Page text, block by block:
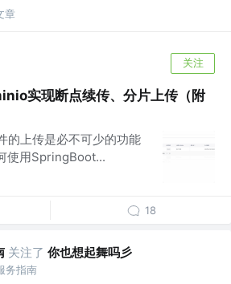
章
关注
实现断点续传、分片上传（附
的上传是必不可少的功能
使用SpringBoot...
18
关注了 你也想起舞吗彡
务指南